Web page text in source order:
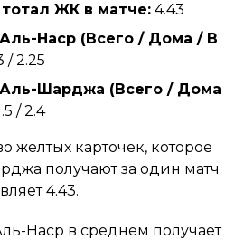
ЖК в матче: 4.43
Наср (Всего / Дома / В
/ 2.25
Шарджа (Всего / Дома
/ 2.4
желтых карточек, которое
получают за один матч
4.43.
Наср в среднем получает